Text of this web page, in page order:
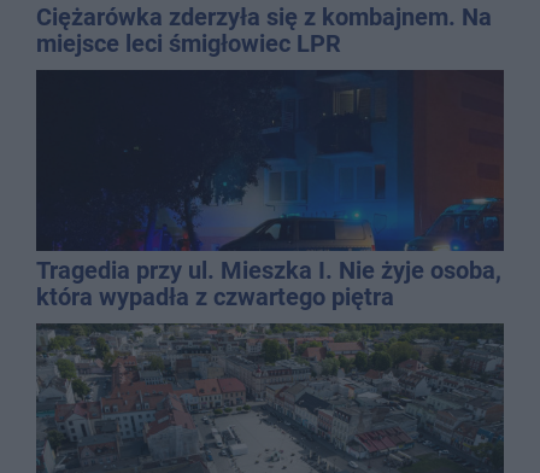
Ciężarówka zderzyła się z kombajnem. Na
miejsce leci śmigłowiec LPR
Tragedia przy ul. Mieszka I. Nie żyje osoba,
która wypadła z czwartego piętra